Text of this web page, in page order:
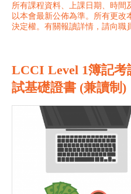
所有課程資料、上課日期、時間
以本會最新公佈為準。所有更改
決定權。有關報讀詳情，請向職
LCCI Level 1簿記考
試基礎證書 (兼讀制)